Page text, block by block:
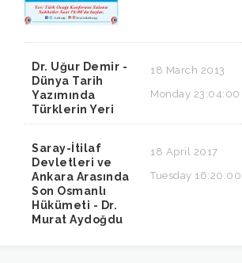
Dr. Uğur Demir -
Dünya Tarih
Yazımında
Türklerin Yeri
18 March 2013
Monday 23:04:00
Saray-İtilaf
Devletleri ve
Ankara Arasında
Son Osmanlı
Hükümeti - Dr.
Murat Aydoğdu
18 April 2017
Tuesday 16:20:00